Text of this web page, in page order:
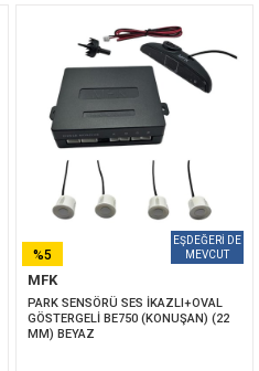
MFK
PARK SENSÖRÜ SES İKAZLI+OVAL
GÖSTERGELİ BE750 (KONUŞAN) (22
MM) BEYAZ
%5
İNDIRIM